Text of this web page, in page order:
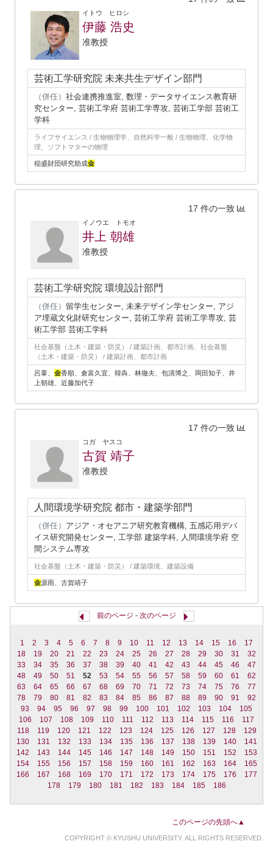
イトウ ヒロシ
伊藤 浩史
准教授
芸術工学研究院 未来共生デザイン部門
（併任） 社会連携推進室, 数理・データサイエンス教育研
究センター, 芸術工学府 芸術工学専攻, 芸術工学部 芸術工
学科
ライフサイエンス / 生物物理学、自然科学一般 / 生物物理、化学物
理、ソフトマターの物理
稲盛財団研究助成金
17 件の一致
イノウエ トモオ
井上 朝雄
准教授
芸術工学研究院 環境設計部門
（併任） 留学生センター, 未来デザイン学センター, アジ
ア埋蔵文化財研究センター, 芸術工学府 芸術工学専攻, 芸
術工学部 芸術工学科
社会基盤（土木・建築・防災） / 建築計画、都市計画、社会基盤
（土木・建築・防災） / 建築計画、都市計画
呂葦、 金香順、倉富久宜、韓犇、林徹夫、包清博之、岡田知子、井
上朝雄、近藤加代子
17 件の一致
コガ ヤスコ
古賀 靖子
准教授
人間環境学研究院 都市・建築学部門
（併任） アジア・オセアニア研究教育機構, 五感応用デバ
イス研究開発センター, 工学部 建築学科, 人間環境学府 空
間システム専攻
社会基盤（土木・建築・防災） / 建築環境、建築設備
金源雨、古賀靖子
前のページ - 次のページ
1 2 3 4 5 6 7 8 9 10 11 12 13 14 15 16
17
18
19 20 21 22 23 24 25 26 27 28 29 30 31
32
33
34 35 36 37 38 39 40 41 42 43 44 45 46
47
48
49 50 51 52 53 54 55 56 57 58 59 60 61
62
63
64 65 66 67 68 69 70 71 72 73 74 75 76
77
78
79 80 81 82 83 84 85 86 87 88 89 90 91
92
93
94 95 96 97 98 99 100 101 102 103 104
105
106
107 108 109 110 111 112 113 114 115 116
117
118
119 120 121 122 123 124 125 126 127 128
129
130
131 132 133 134 135 136 137 138 139 140
141
142
143 144 145 146 147 148 149 150 151 152
153
154
155 156 157 158 159 160 161 162 163 164
165
166
167 168 169 170 171 172 173 174 175 176
177
178
179 180 181 182 183 184 185 186
このページの先頭へ▲
COPYRIGHT © KYUSHU UNIVERSITY. ALL RIGHTS RESERVED.